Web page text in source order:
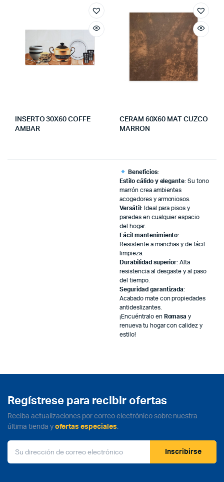
INSERTO 30X60 COFFE
AMBAR
CERAM 60X60 MAT CUZCO
MARRON
Beneficios:
Estilo cálido y elegante: Su tono
marrón crea ambientes
acogedores y armoniosos.
Versátil : Ideal para pisos y
paredes en cualquier espacio
del hogar.
Fácil mantenimiento:
Resistente a manchas y de fácil
limpieza.
Durabilidad superior: Alta
resistencia al desgaste y al paso
del tiempo.
Seguridad garantizada:
Acabado mate con propiedades
antideslizantes.
¡Encuéntralo en Romasa y
renueva tu hogar con calidez y
estilo!
Regístrese para recibir ofertas
Reciba actualizaciones por correo electrónico sobre nuestra
última tienda y ofertas especiales.
Inscribirse